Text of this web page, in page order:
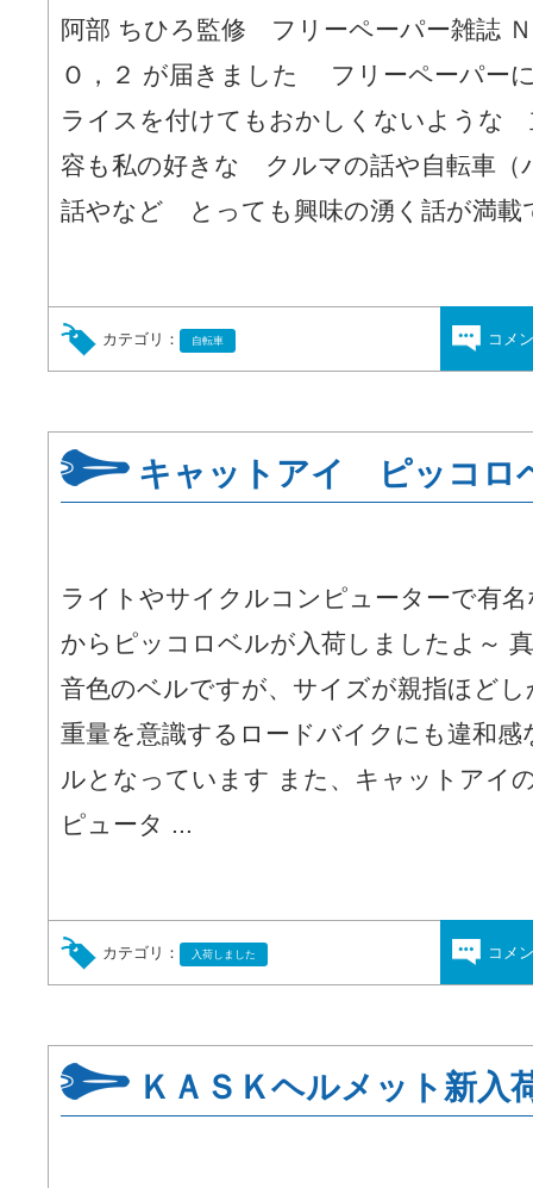
阿部 ちひろ監修 フリーペーパー雑誌
Ｏ，２ が届きました フリーペーパー
ライスを付けてもおかしくないような
容も私の好きな クルマの話や自転車（
話やなど とっても興味の湧く話が
カテゴリ： 自転車 コメ
キャットアイ ピッコロ
ライトやサイクルコンピューターで有
からピッコロベルが入荷しましたよ～
音色のベルですが、サイズが親指ほど
重量を意識するロードバイクにも違和
ルとなっています また、キャットアイ
ピュータ ...
カテゴリ： 入荷しました コメ
ＫＡＳＫヘルメット新入